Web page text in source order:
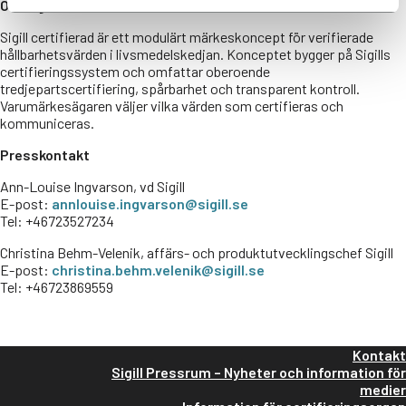
Om Sigill certifierad
Sigill certifierad är ett modulärt märkeskoncept för verifierade
hållbarhetsvärden i livsmedelskedjan. Konceptet bygger på Sigills
certifieringssystem och omfattar oberoende
tredjepartscertifiering, spårbarhet och transparent kontroll.
Varumärkesägaren väljer vilka värden som certifieras och
kommuniceras.
Presskontakt
Ann-Louise Ingvarson, vd Sigill
E-post: annlouise.ingvarson@sigill.se
Tel: +46723527234
Christina Behm-Velenik, affärs- och produktutvecklingschef Sigill
E-post: christina.behm.velenik@sigill.se
Tel: +46723869559
Kontakt
Sigill Pressrum – Nyheter och information för
medier